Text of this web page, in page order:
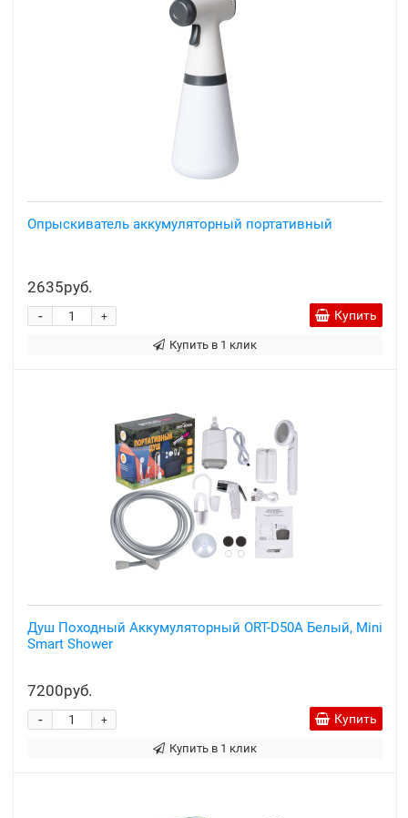
Опрыскиватель аккумуляторный портативный
2635руб.
+
- Купить
Купить в 1 клик
Душ Походный Аккумуляторный ORT-D50A Белый, Mini
Smart Shower
7200руб.
+
- Купить
Купить в 1 клик